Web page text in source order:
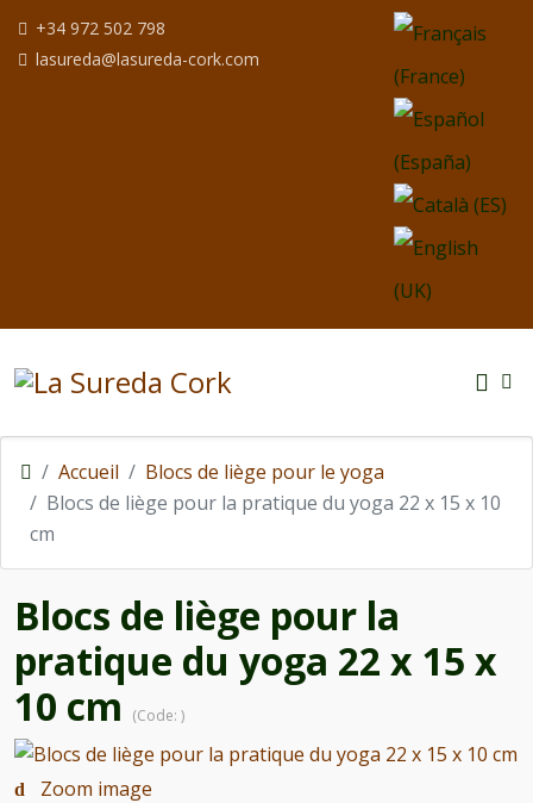
+34 972 502 798
lasureda@lasureda-cork.com
Sélectionnez votre
Accueil
Blocs de liège pour le yoga
Blocs de liège pour la pratique du yoga 22 x 15 x 10
cm
Blocs de liège pour la
pratique du yoga 22 x 15 x
10 cm
(Code: )
Zoom image